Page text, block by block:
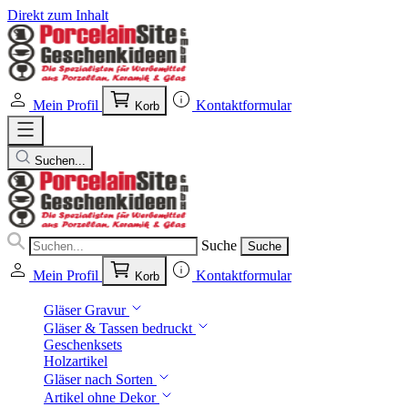
Direkt zum Inhalt
Mein Profil Korb Kontaktformular
Suchen...
Suche Suche
Mein Profil Korb Kontaktformular
Gläser Gravur
Gläser & Tassen bedruckt
Geschenksets
Holzartikel
Gläser nach Sorten
Artikel ohne Dekor